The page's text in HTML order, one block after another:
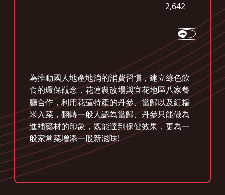
2,642
為推動國人地產地消的消費習慣，建立綠色飲
食的環保觀念，花蓮農改場與宜花地區八家餐
廳合作，利用花蓮特產的丹參、當歸以及紅糯
米入菜，翻轉一般人認為當歸、丹參只能做為
進補藥材的印象，既能達到保健效果，更為一
般家常菜增添一股新滋味!